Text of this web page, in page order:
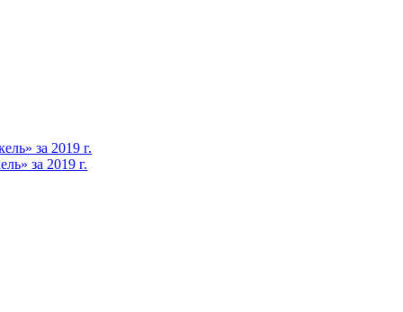
за 2019 г.
за 2019 г.